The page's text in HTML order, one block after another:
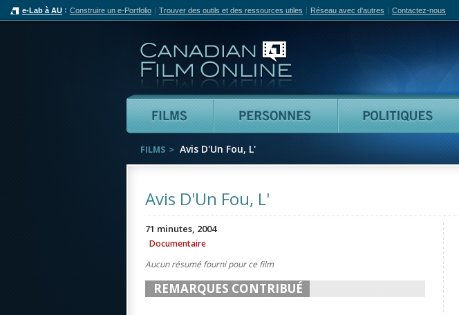
e-Lab à AU Construire un e-Portfolio Trouver des outils et des ressources utiles Réseau avec d'autres Contactez-nous
Films Personnes
FILMS Avis D'Un Fou, L'
Avis D'Un Fou, L'
71 minutes, 2004
Documentaire
Aucun résumé fourni pour ce film
REMARQUES CONTRIBUÉ